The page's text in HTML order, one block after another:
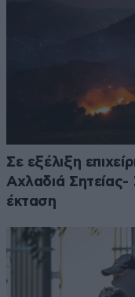
Σε εξέλιξη
Αχλαδιά
έκταση